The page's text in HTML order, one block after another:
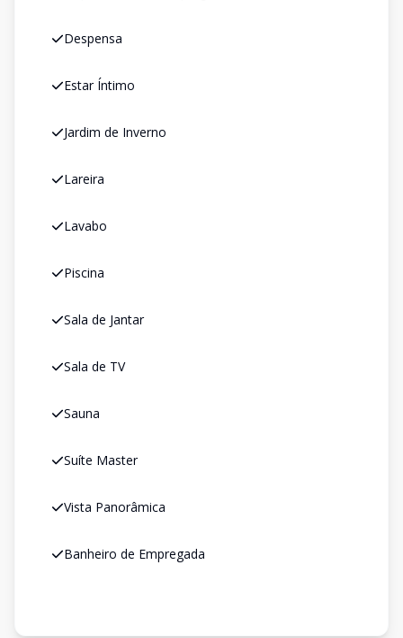
Despensa
Estar Íntimo
Jardim de Inverno
Lareira
Lavabo
Piscina
Sala de Jantar
Sala de TV
Sauna
Suíte Master
Vista Panorâmica
Banheiro de Empregada